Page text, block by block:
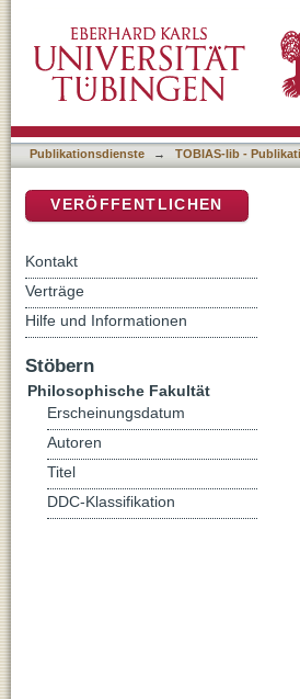
Chronologische Sequenz
Publikationsdienste → TOBIAS-lib -
VERÖFFENTLICHEN
Kontakt
Verträge
Hilfe und Informationen
Stöbern
Philosophische Fakultät
Erscheinungsdatum
Autoren
Titel
DDC-Klassifikation